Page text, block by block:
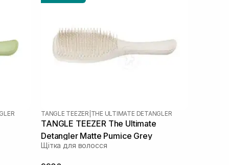
TANGLE TEEZER THE ULTIMATE DETANGLER
TANGLE TEEZER The Ultimate
Detangler Matte Pumice Grey
Щітка для волосся